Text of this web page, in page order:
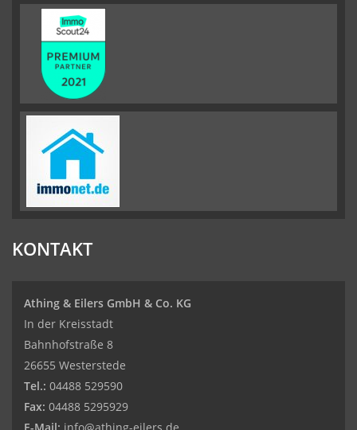
KONTAKT
Athing & Eilers GmbH & Co. KG
In der Kreisstadt
Bahnhofstraße 8
26655 Westerstede
Tel.: 04488 529590
Fax: 04488 5295929